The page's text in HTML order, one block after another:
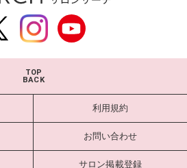
TOP
BACK
利用規約
お問い合わせ
サロン掲載登録